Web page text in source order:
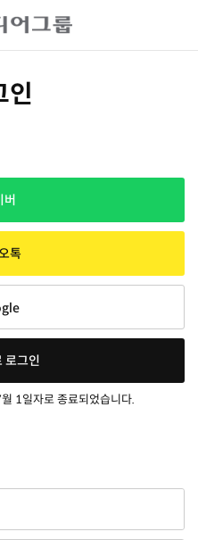
인
버
톡
그인
1일자로 종료되었습니다.